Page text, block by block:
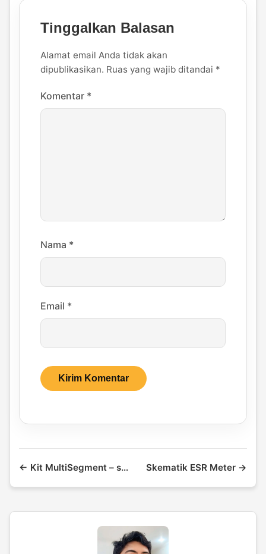
Tinggalkan Balasan
Alamat email Anda tidak akan
dipublikasikan. Ruas yang wajib ditandai *
Komentar *
Nama *
Email *
← Kit MultiSegment – seven segment multi fungsi Skematik ESR Meter →